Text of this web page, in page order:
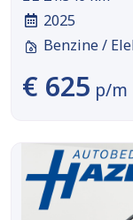
2025
Benzine /
€ 625 p/m